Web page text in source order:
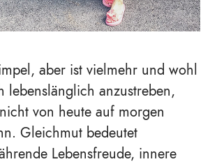
aber ist vielmehr und wohl
lebenslänglich anzustreben,
von heute auf morgen
Gleichmut bedeutet
Lebensfreude, innere